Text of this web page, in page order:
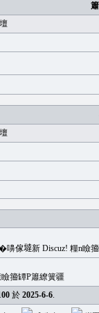
嚊傢𡐿新 Discuz! 糧n
籀罈P簫繚簧疆
於 2025-6-6.